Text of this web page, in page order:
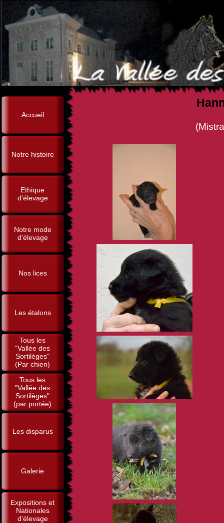
Accueil
Notre histoire
Ethique
d'élevage
Notre mode
d'élevage
Nos lices
Les étalons
Tous les
"Vallée des
Sortilèges"
(Par chien)
Tous les
"Vallée des
Sortilèges"
(par portée)
Les disparus
Galerie
Expositions et
Nationales
d'élevage
(Mistral Créole Van